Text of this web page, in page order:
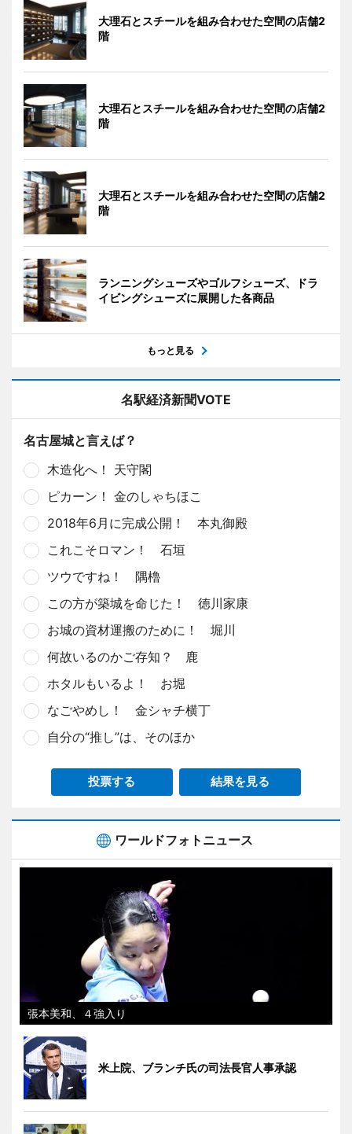
大理石とスチールを組み合わせた空間の店舗2
階
大理石とスチールを組み合わせた空間の店舗2
階
大理石とスチールを組み合わせた空間の店舗2
階
ランニングシューズやゴルフシューズ、ドラ
イビングシューズに展開した各商品
もっと見る
名駅経済新聞VOTE
名古屋城と言えば？
木造化へ！ 天守閣
ピカーン！ 金のしゃちほこ
2018年6月に完成公開！ 本丸御殿
これこそロマン！ 石垣
ツウですね！ 隅櫓
この方が築城を命じた！ 徳川家康
お城の資材運搬のために！ 堀川
何故いるのかご存知？ 鹿
ホタルもいるよ！ お堀
なごやめし！ 金シャチ横丁
自分の“推し”は、そのほか
投票する 結果を見る
ワールドフォトニュース
張本美和、４強入り
米上院、ブランチ氏の司法長官人事承認